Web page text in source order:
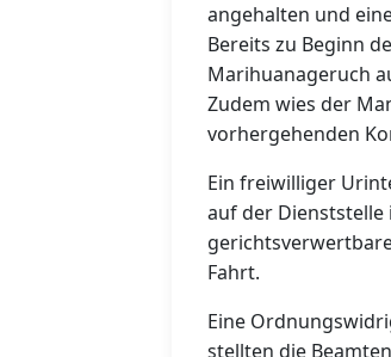
angehalten und
Bereits zu Beginn
Marihuanageruch
Zudem wies der
vorhergehenden
Ein freiwilliger
auf der
Fahrt.
Eine
stellten die